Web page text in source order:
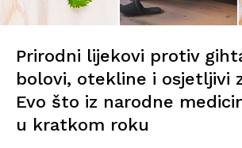
Prirodni lijekovi protiv
bolovi, otekline i osjetljivi
Evo što iz narodne
u kratkom roku